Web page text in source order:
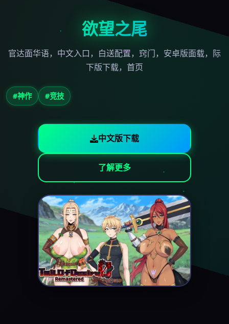
欲望之尾
官达面华语，中文入口，白送配置，窍门，安卓版面载，际
下版下载，首页
#神作 #竞技
中文版下载
了解更多